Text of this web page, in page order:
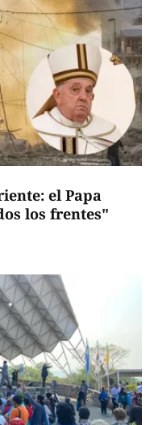
el Papa
los frentes"